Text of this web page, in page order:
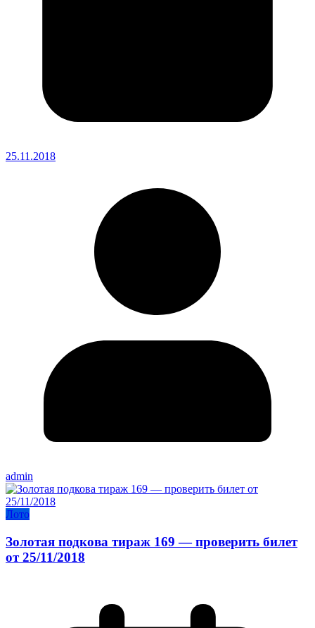
25.11.2018
admin
Лото
Золотая подкова тираж 169 — проверить билет
от 25/11/2018